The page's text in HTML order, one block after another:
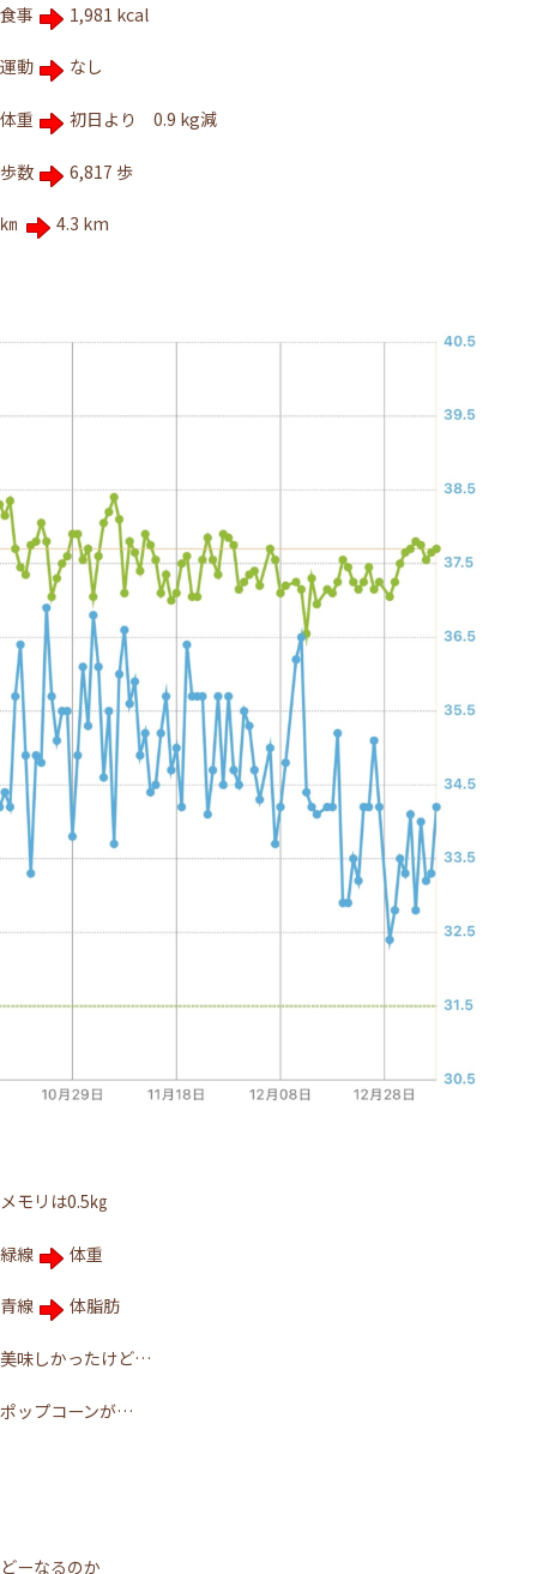
食事 1,981 kcal
運動 なし
体重 初日より 0.9 kg減
歩数 6,817 歩
㎞ 4.3 km
メモリは0.5㎏
緑線 体重
青線 体脂肪
美味しかったけど…
ポップコーンが…
どーなるのか